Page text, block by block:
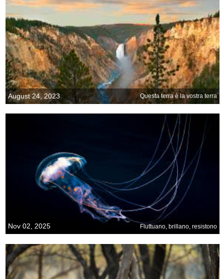
August 24, 2023 Questa terra è la vostra terra
Nov 02, 2025 Fluttuano, brillano, resistono